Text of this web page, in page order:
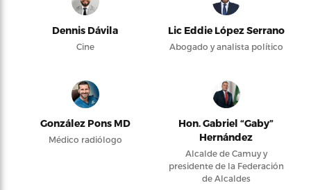
Dennis Dávila
Cine
Lic Eddie López Serrano
Abogado y analista político
González Pons MD
Médico radiólogo
Hon. Gabriel “Gaby”
Hernández
Alcalde de Camuy y
presidente de la Federación
de Alcaldes